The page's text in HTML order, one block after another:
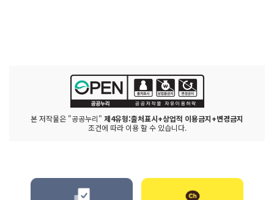
본 저작물은 "공공누리" 제4유형:출처표시+상업적 이용금지+변경금지
조건에 따라 이용 할 수 있습니다.